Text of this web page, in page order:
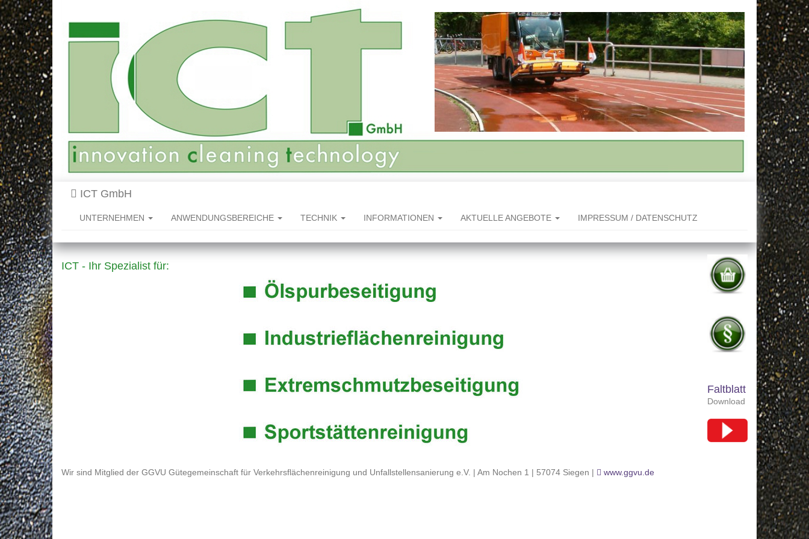
ICT GmbH
UNTERNEHMEN ANWENDUNGSBEREICHE TECHNIK INFORMATIONEN AKTUELLE ANGEBOTE IMPRESSUM / DATENSCHUTZ
ICT - Ihr Spezialist für:
Wir sind Mitglied der GGVU Gütegemeinschaft für Verkehrsflächenreinigung und Unfallstellensanierung e.V. | Am Nochen 1 | 57074 Siegen | www.ggvu.de
Faltblatt
Download